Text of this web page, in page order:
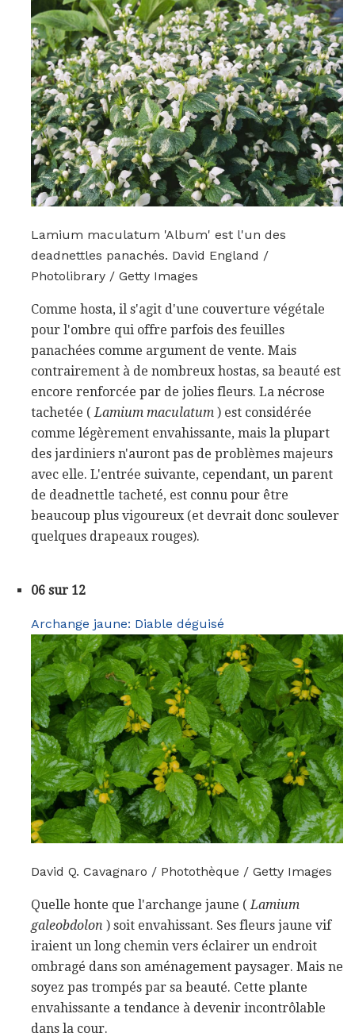
Lamium maculatum 'Album' est l'un des
deadnettles panachés. David England /
Photolibrary / Getty Images
Comme hosta, il s'agit d'une couverture végétale
pour l'ombre qui offre parfois des feuilles
panachées comme argument de vente. Mais
contrairement à de nombreux hostas, sa beauté est
encore renforcée par de jolies fleurs. La nécrose
tachetée ( Lamium maculatum ) est considérée
comme légèrement envahissante, mais la plupart
des jardiniers n'auront pas de problèmes majeurs
avec elle. L'entrée suivante, cependant, un parent
de deadnettle tacheté, est connu pour être
beaucoup plus vigoureux (et devrait donc soulever
quelques drapeaux rouges).
06 sur 12
Archange jaune: Diable déguisé
David Q. Cavagnaro / Photothèque / Getty Images
Quelle honte que l'archange jaune (Lamium
galeobdolon ) soit envahissant. Ses fleurs jaune vif
iraient un long chemin vers éclairer un endroit
ombragé dans son aménagement paysager. Mais ne
soyez pas trompés par sa beauté. Cette plante
envahissante a tendance à devenir incontrôlable
dans la cour.